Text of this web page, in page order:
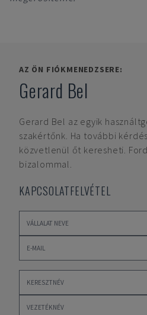
AZ ÖN FIÓKMENEDZSERE:
Gerard Bel
Gerard Bel az egyik
szakértőnk. Ha további
közvetlenül őt keresheti.
bizalommal.
KAPCSOLATFELVÉTEL